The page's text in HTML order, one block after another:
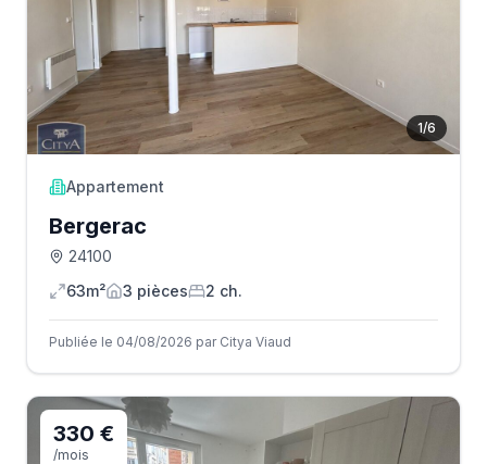
1/6
Appartement
Bergerac
24100
63m²
3 pièces 2 ch.
Publiée le 04/08/2026 par Citya Viaud
330 €
/mois